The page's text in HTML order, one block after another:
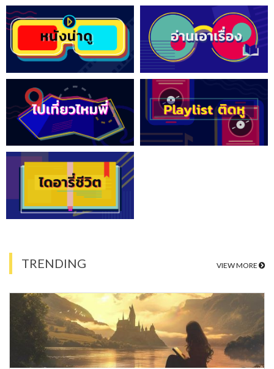
TRENDING VIEW MORE